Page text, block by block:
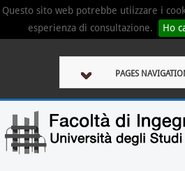
Questo sito web potrebbe utiizzare i
esperienza di consultazione.
Ho
PAGES